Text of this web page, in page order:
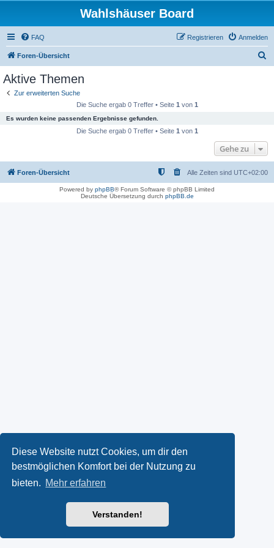
Diese Website nutzt Cookies, um dir den
bestmöglichen Komfort bei der Nutzung zu
bieten. Mehr erfahren
Verstanden!
Wahlshäuser Board
FAQ Anmelden
Registrieren
Foren-Übersicht
Aktive Themen
Zur erweiterten Suche
Die Suche ergab 0 Treffer • Seite 1 von 1
Es wurden keine passenden Ergebnisse gefunden.
Die Suche ergab 0 Treffer • Seite 1 von 1
Gehe zu
Foren-Übersicht Alle Zeiten sind UTC+02:00
Powered by phpBB® Forum Software © phpBB Limited
Deutsche Übersetzung durch phpBB.de